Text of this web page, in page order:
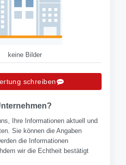
keine Bilder
schreiben
Ihre Informationen aktuell und
Sie können die Angaben
die Informationen
wir die Echtheit bestätigt